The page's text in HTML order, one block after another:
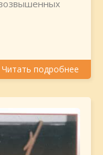
Читать подробнее